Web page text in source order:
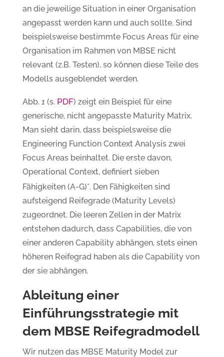
an die jeweilige Situation in einer Organisation
angepasst werden kann und auch sollte. Sind
beispielsweise bestimmte Focus Areas für eine
Organisation im Rahmen von MBSE nicht
relevant (z.B. Testen), so können diese Teile des
Modells ausgeblendet werden.
Abb. 1 (s. PDF) zeigt ein Beispiel für eine
generische, nicht angepasste Maturity Matrix.
Man sieht darin, dass beispielsweise die
Engineering Function Context Analysis zwei
Focus Areas beinhaltet. Die erste davon,
Operational Context, definiert sieben
Fähigkeiten (A-G)*. Den Fähigkeiten sind
aufsteigend Reifegrade (Maturity Levels)
zugeordnet. Die leeren Zellen in der Matrix
entstehen dadurch, dass Capabilities, die von
einer anderen Capability abhängen, stets einen
höheren Reifegrad haben als die Capability von
der sie abhängen.
Ableitung einer
Einführungsstrategie mit
dem MBSE Reifegradmodell
Wir nutzen das MBSE Maturity Model zur